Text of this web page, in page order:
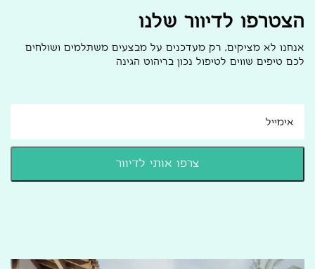
הצטרפו לדיוור שלנו
אנחנו לא מציקים, רק מעדכנים על מבצעים משתלמים ושולחים
לכם טיפים שווים לטיפול נכון בריהוט הגינה